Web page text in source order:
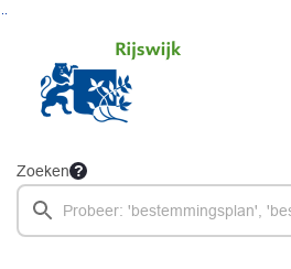
Zoeken